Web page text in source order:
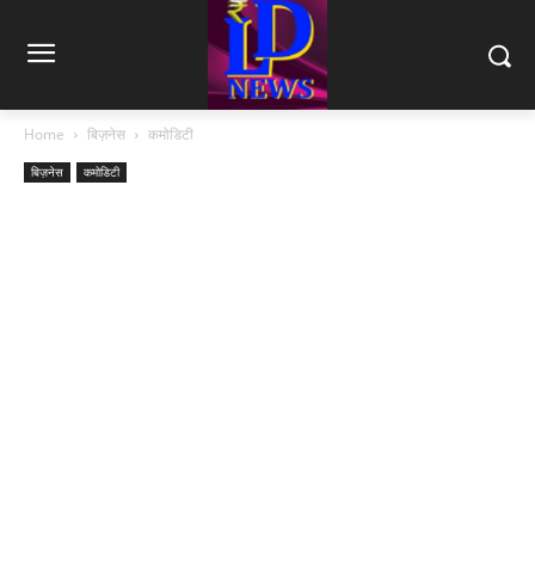
Home बिज़नेस कमोडिटी
बिज़नेस कमोडिटी